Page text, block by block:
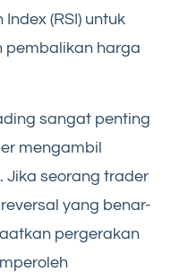
(RSI) untuk
pembalikan harga
sangat penting
mengambil
Jika seorang trader
yang benar-
pergerakan